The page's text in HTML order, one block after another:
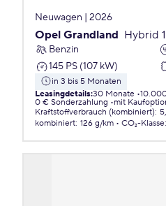
Neuwagen | 2026
Opel Grandland Hybrid
Benzin
145 PS (107 kW)
in 3 bis 5 Monaten
Leasingdetails:30 Monate
0 € Sonderzahlung
mit
Kraftstoffverbrauch (kombiniert):
kombiniert: 126 g/km CO₂-Klasse: